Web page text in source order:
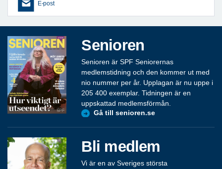
E-post
Senioren
Senioren är SPF Seniorernas
medlemstidning och den kommer ut med
nio nummer per år. Upplagan är nu uppe i
205 400 exemplar. Tidningen är en
uppskattad medlemsförmån.
Gå till senioren.se
Bli medlem
Vi är en av Sveriges största